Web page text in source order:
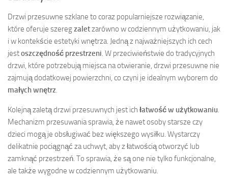
Drzwi przesuwne szklane to coraz popularniejsze rozwiązanie,
które oferuje szeregzaletzarówno w codziennym użytkowaniu, jak
i w kontekście estetyki wnętrza. Jedną z najważniejszych ich cech
jestoszczędność przestrzeni. W przeciwieństwie do tradycyjnych
drzwi, które potrzebują miejsca na otwieranie, drzwi przesuwne nie
zajmują dodatkowej powierzchni, co czyni je idealnym wyborem do
małych wnętrz.
Kolejną zaletą drzwi przesuwnych jest ich łatwość w użytkowaniu.
Mechanizm przesuwania sprawia, że nawet osoby starsze czy
dzieci mogą je obsługiwać bez większego wysiłku. Wystarczy
delikatnie pociągnąć za uchwyt, aby z łatwością otworzyć lub
zamknąć przestrzeń. To sprawia, że są one nie tylko funkcjonalne,
ale także wygodne w codziennym użytkowaniu.